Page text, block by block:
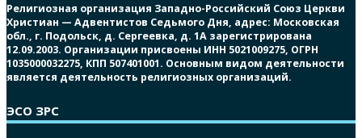
Религиозная организация Западно-Российский Союз Церкви
Христиан — Адвентистов Седьмого Дня, адрес: Московская
обл., г. Подольск, д. Сергеевка, д. 1А зарегистрирована
12.09.2003. Организации присвоены ИНН 5021009275, ОГРН
1035000032275, КПП 507401001. Основным видом деятельности
является деятельность религиозных организаций.
ЭСО ЗРС